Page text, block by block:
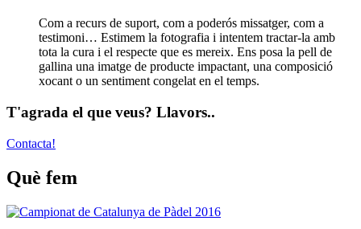
Com a recurs de suport, com a poderós missatger, com a
testimoni… Estimem la fotografia i intentem tractar-la amb
tota la cura i el respecte que es mereix. Ens posa la pell de
gallina una imatge de producte impactant, una composició
xocant o un sentiment congelat en el temps.
T'agrada el que veus? Llavors..
Contacta!
Què fem